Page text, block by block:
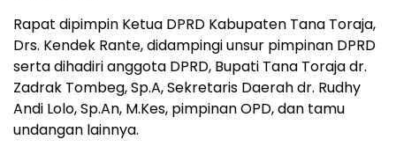
Rapat dipimpin Ketua DPRD Kabupaten Tana Toraja,
Drs. Kendek Rante, didampingi unsur pimpinan DPRD
serta dihadiri anggota DPRD, Bupati Tana Toraja dr.
Zadrak Tombeg, Sp.A, Sekretaris Daerah dr. Rudhy
Andi Lolo, Sp.An, M.Kes, pimpinan OPD, dan tamu
undangan lainnya.